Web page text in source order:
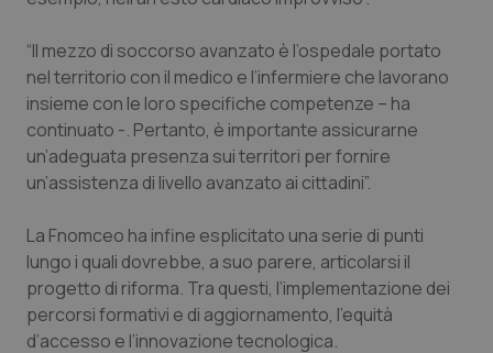
Quotidiano Cardiologia
Quotidiano Chirurgia
Quotidiano Pediatria
Rene & patologie urogenitali
“Il mezzo di soccorso avanzato è l’ospedale portato
nel territorio con il medico e l’infermiere che lavorano
insieme con le loro specifiche competenze – ha
continuato -. Pertanto, è importante assicurarne
un’adeguata presenza sui territori per fornire
un’assistenza di livello avanzato ai cittadini”.
La Fnomceo ha infine esplicitato una serie di punti
lungo i quali dovrebbe, a suo parere, articolarsi il
progetto di riforma. Tra questi, l’implementazione dei
percorsi formativi e di aggiornamento, l’equità
d’accesso e l’innovazione tecnologica.